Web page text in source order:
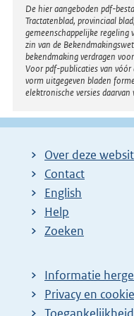
Disclaimer
De hier aangeboden pdf-
Tractatenblad, provinciaal
gemeenschappelijke
zin van de
bekendmaking verdragen
Voor pdf-publicaties van
vorm uitgegeven bladen
elektronische versies
Over deze
Contact
English
Help
Zoeken
Informatie
Privacy en